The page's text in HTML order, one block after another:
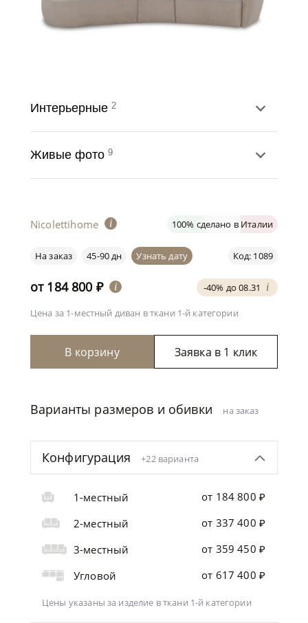
Интерьерные 2
Живые фото 9
Nicolettihome i 100% сделано в Италии
Код: 1089
На заказ 45-90 дн Узнать дату
-40% до 08.31 i
от 184 800 ₽ i
Цена за 1-местный диван в ткани 1-й категории
В корзину Заявка в 1 клик
Варианты размеров и обивки на заказ
Конфигурация+22 варианта
1-местный
2-местный
3-местный
Угловой
от 184 800 ₽
от 337 400 ₽
от 359 450 ₽
от 617 400 ₽
Цены указаны за изделие в ткани 1-й категории